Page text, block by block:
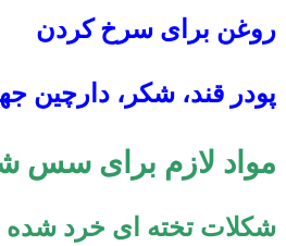
روغن برای سرخ کردن
پودر قند، شکر، دارچین
مواد لازم برای سس
شکلات تخته ای خرد شده ۱۰۰ گرم